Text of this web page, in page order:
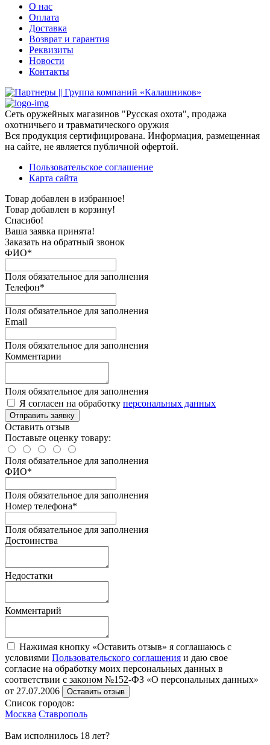
О нас
Оплата
Доставка
Возврат и гарантия
Реквизиты
Новости
Контакты
Сеть оружейных магазинов "Русская охота", продажа
охотничьего и травматического оружия
Вся продукция сертифицирована. Информация, размещенная
на сайте, не является публичной офертой.
Пользовательское соглашение
Карта сайта
Товар добавлен в избранное!
Товар добавлен в корзину!
Спасибо!
Ваша заявка принята!
Заказать на обратный звонок
ФИО*
Поля обязательное для заполнения
Телефон*
Поля обязательное для заполнения
Email
Поля обязательное для заполнения
Комментарии
Поля обязательное для заполнения
Я согласен на обработку персональных данных
Отправить заявку
Оставить отзыв
Поставьте оценку товару:
Поля обязательное для заполнения
ФИО*
Поля обязательное для заполнения
Номер телефона*
Поля обязательное для заполнения
Достоинства
Недостатки
Комментарий
Нажимая кнопку «Оставить отзыв» я соглашаюсь с
условиями Пользовательского соглашения и даю свое
согласие на обработку моих персональных данных в
соответствии с законом №152-ФЗ «О персональных данных»
от 27.07.2006
Оставить отзыв
Список городов:
Москва Ставрополь
Вам исполнилось 18 лет?